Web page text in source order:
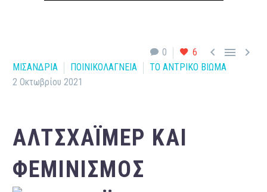
0 6   
ΜΙΣΑΝΔΡΙΑ ΠΟΙΝΙΚΟΛΑΓΝΕΙΑ
ΤΟ ΑΝΤΡΙΚΟ ΒΙΩΜΑ
2 Οκτωβρίου 2021
ΑΛΤΣΧΆΙΜΕΡ ΚΑΙ
ΦΕΜΙΝΙΣΜΌΣ